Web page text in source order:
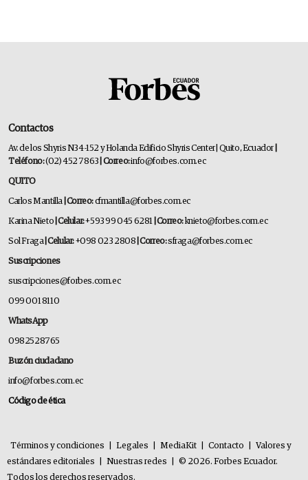
Contactos
Av. de los Shyris N34-152 y Holanda Edificio Shyris Center | Quito, Ecuador
Teléfono:(02) 452 7863 | Correo:info@forbes.com.ec
QUITO
Carlos Mantilla | Correo:cfmantilla@forbes.com.ec
Karina Nieto | Celular:+593 99 045 6281 | Correo:knieto@forbes.com.ec
Sol Fraga| Celular:+098 023 2808 | Correo:sfraga@forbes.com.ec
Suscripciones
suscripciones@forbes.com.ec
099 001 8110
WhatsApp
0982528765
Buzón ciudadano
info@forbes.com.ec
Código de ética
Términos y condiciones Legales MediaKit Contacto
Valores y
estándares editoriales
Nuestras redes
© 2026. Forbes Ecuador.
Todos los derechos reservados.